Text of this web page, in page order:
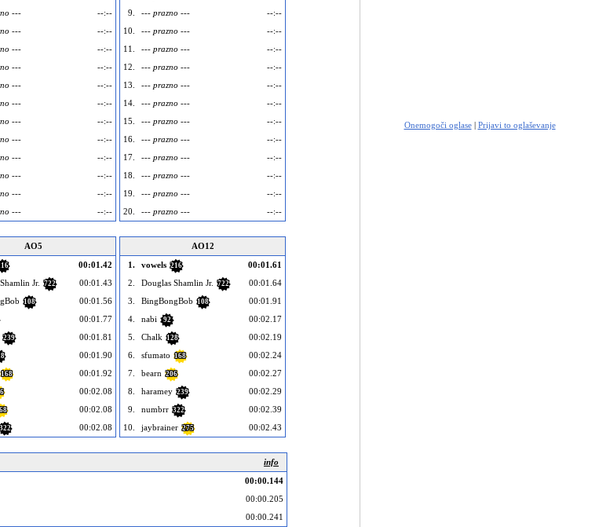
---
--:--
---
--:--
---
--:--
---
--:--
---
--:--
---
--:--
---
--:--
---
--:--
---
--:--
---
--:--
---
--:--
--- --:--
9.
--- prazno ---
--:--
10.
--- prazno ---
--:--
11.
--- prazno ---
--:--
12.
--- prazno ---
--:--
13.
--- prazno ---
--:--
14.
--- prazno ---
--:--
15.
--- prazno ---
--:--
16.
--- prazno ---
--:--
17.
--- prazno ---
--:--
18.
--- prazno ---
--:--
19.
--- prazno ---
--:--
20.
--- prazno --- --:--
AO5
00:01.42
Jr. 722
00:01.43
108
00:01.56
00:01.77
239
00:01.81
00:01.90
168
00:01.92
00:02.08
00:02.08
322 00:02.08
AO12
1.
vowels 216
00:01.61
2.
Douglas Shamlin Jr. 722
00:01.64
3.
BingBongBob 108
00:01.91
4.
nabi 92
00:02.17
5.
Chalk 128
00:02.19
6.
sfumato 168
00:02.24
7.
bearn 206
00:02.27
8.
haramey 239
00:02.29
9.
numbrr 322
00:02.39
10.
jaybrainer 275 00:02.43
info
00:00.144
00:00.205
00:00.241
Onemogoči oglase| Prijavi to oglaševanje